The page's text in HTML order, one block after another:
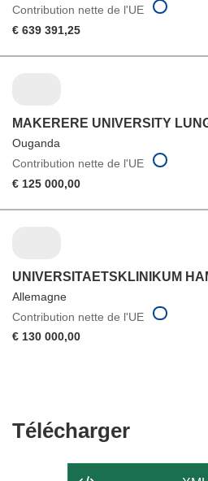
Contribution nette de l'UE
€ 639 391,25
MAKERERE UNIVERSITY
Ouganda
Contribution nette de l'UE
€ 125 000,00
UNIVERSITAETSKLINIKUM
Allemagne
Contribution nette de l'UE
€ 130 000,00
Télécharger